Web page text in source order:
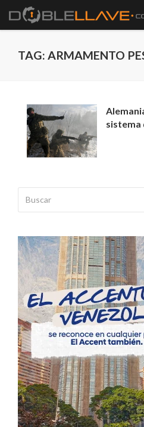
TAG: ARMAMENTO
sistema